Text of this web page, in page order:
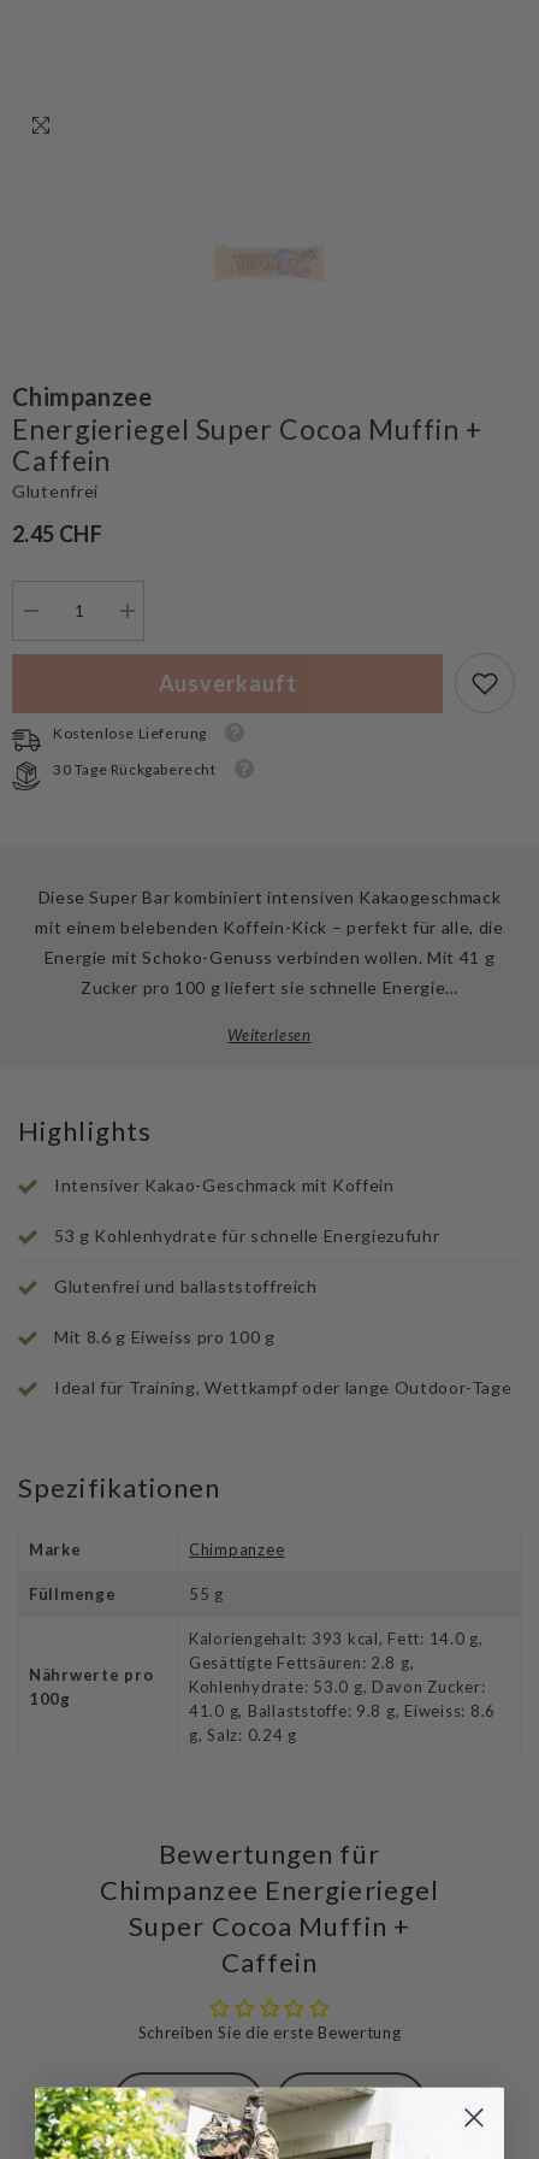
Chimpanzee
Energieriegel Super Cocoa Muffin +
Caffein
Glutenfrei
2.45 CHF
für
Super
Cocoa
Muffin
+
Caffein
Menge
für
Chimpanzee
Energieriegel
Super
Cocoa
+
Caffein
Ausverkauft
Kostenlose Lieferung
30 Tage Rückgaberecht
Diese Super Bar kombiniert intensiven Kakaogeschmack
mit einem belebenden Koffein-Kick – perfekt für alle, die
Energie mit Schoko-Genuss verbinden wollen. Mit 41 g
Zucker pro 100 g liefert sie schnelle Energie…
Weiterlesen
Highlights
Intensiver Kakao-Geschmack mit Koffein
53 g Kohlenhydrate für schnelle Energiezufuhr
Glutenfrei und ballaststoffreich
Mit 8.6 g Eiweiss pro 100 g
Ideal für Training, Wettkampf oder lange Outdoor-Tage
Spezifikationen
Marke Chimpanzee
Füllmenge 55 g
Nährwerte pro
100g
Kaloriengehalt: 393 kcal, Fett: 14.0 g,
Gesättigte Fettsäuren: 2.8 g,
Kohlenhydrate: 53.0 g, Davon Zucker:
41.0 g, Ballaststoffe: 9.8 g, Eiweiss: 8.6
g, Salz: 0.24 g
Bewertungen für
Chimpanzee Energieriegel
Super Cocoa Muffin +
Caffein
Schreiben Sie die erste Bewertung
Schreibe
eine
Bewertung
Eine
Frage
stellen